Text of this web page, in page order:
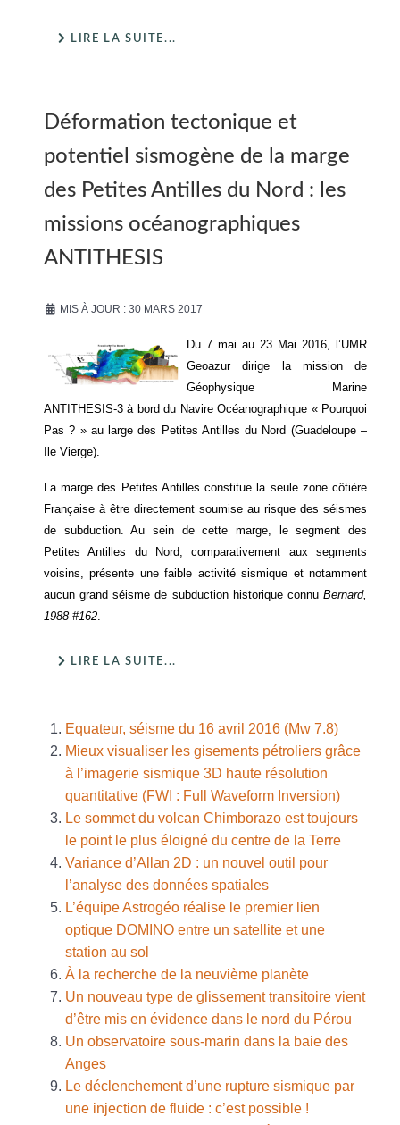
LIRE LA SUITE...
Déformation tectonique et
potentiel sismogène de la marge
des Petites Antilles du Nord : les
missions océanographiques
ANTITHESIS
MIS À JOUR : 30 MARS 2017
Du 7 mai au 23 Mai 2016, l’UMR
Geoazur dirige la mission de
Géophysique Marine
ANTITHESIS-3 à bord du Navire Océanographique « Pourquoi
Pas ? » au large des Petites Antilles du Nord (Guadeloupe –
Ile Vierge).
La marge des Petites Antilles constitue la seule zone côtière
Française à être directement soumise au risque des séismes
de subduction. Au sein de cette marge, le segment des
Petites Antilles du Nord, comparativement aux segments
voisins, présente une faible activité sismique et notamment
aucun grand séisme de subduction historique connu Bernard,
1988 #162.
LIRE LA SUITE...
Equateur, séisme du 16 avril 2016 (Mw 7.8)
Mieux visualiser les gisements pétroliers grâce
à l’imagerie sismique 3D haute résolution
quantitative (FWI : Full Waveform Inversion)
Le sommet du volcan Chimborazo est toujours
le point le plus éloigné du centre de la Terre
Variance d’Allan 2D : un nouvel outil pour
l’analyse des données spatiales
L’équipe Astrogéo réalise le premier lien
optique DOMINO entre un satellite et une
station au sol
À la recherche de la neuvième planète
Un nouveau type de glissement transitoire vient
d’être mis en évidence dans le nord du Pérou
Un observatoire sous-marin dans la baie des
Anges
Le déclenchement d’une rupture sismique par
une injection de fluide : c’est possible !